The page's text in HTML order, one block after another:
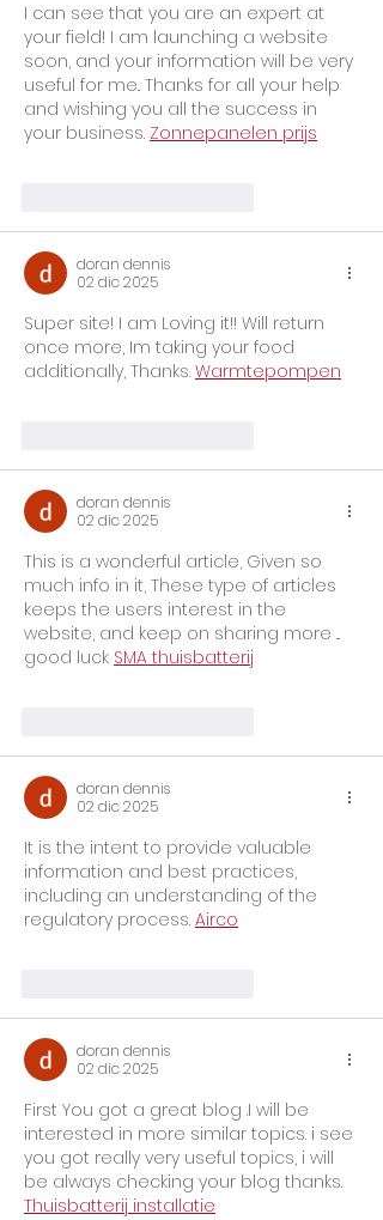
I can see that you are an expert at
your field! I am launching a website
soon, and your information will be very
useful for me.. Thanks for all your help
and wishing you all the success in
your business. Zonnepanelen prijs
doran dennis
02 dic 2025
Super site! I am Loving it!! Will return
once more, Im taking your food
additionally, Thanks. Warmtepompen
doran dennis
02 dic 2025
This is a wonderful article, Given so
much info in it, These type of articles
keeps the users interest in the
website, and keep on sharing more ...
good luck SMA thuisbatterij
doran dennis
02 dic 2025
It is the intent to provide valuable
information and best practices,
including an understanding of the
regulatory process. Airco
doran dennis
02 dic 2025
First You got a great blog .I will be
interested in more similar topics. i see
you got really very useful topics, i will
be always checking your blog thanks.
Thuisbatterij installatie